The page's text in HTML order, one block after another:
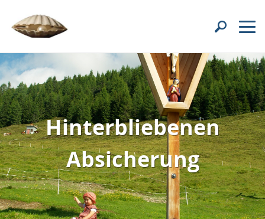
Hinterbliebenen
Absicherung